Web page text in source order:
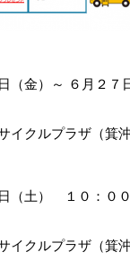
（金）～ ６月２
イクルプラザ（箕
（土） １０：０
イクルプラザ（箕